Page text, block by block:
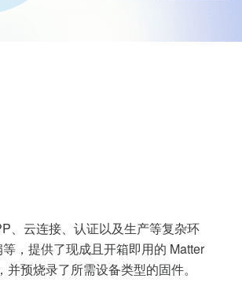
、云连接、认证以及生产等复杂环
，提供了现成且开箱即用的 Matter
并预烧录了所需设备类型的固件。